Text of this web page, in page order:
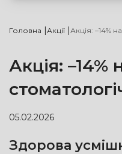
Головна |Акції |Акція: –14%
Акція: –14%
05.02.2026
Здорова